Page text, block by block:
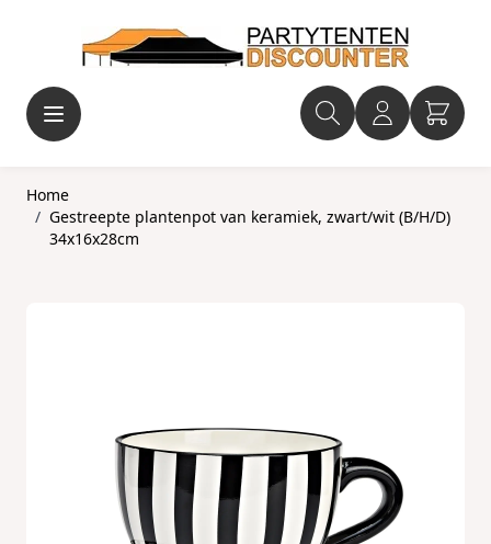
Home
/ Gestreepte plantenpot van keramiek, zwart/wit (B/H/D)
34x16x28cm